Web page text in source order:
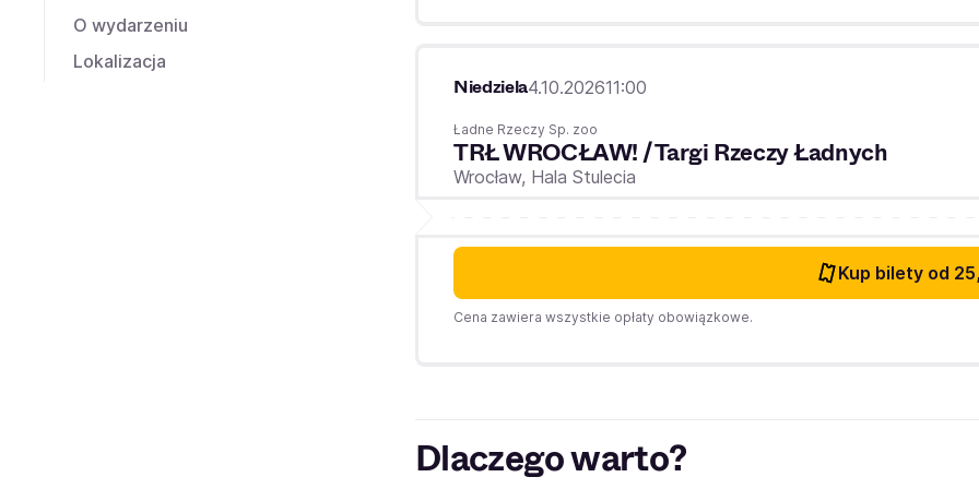
O wydarzeniu
Lokalizacja
Niedziela4.10.202611:00
Ładne Rzeczy Sp. zoo
TRŁ WROCŁAW! / Targi Rzeczy Ładnych
Wrocław, Hala Stulecia
Kup bilety od
Cena zawiera wszystkie opłaty obowiązkowe.
Dlaczego warto?